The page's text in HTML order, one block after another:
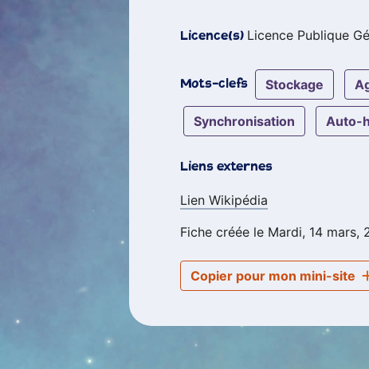
Licence(s) Licence Publique
Mots-clefs stockage
synchronisation
Liens externes
Lien Wikipédia
Fiche créée le Mardi, 14 mars,
Copier pour mon mini-site